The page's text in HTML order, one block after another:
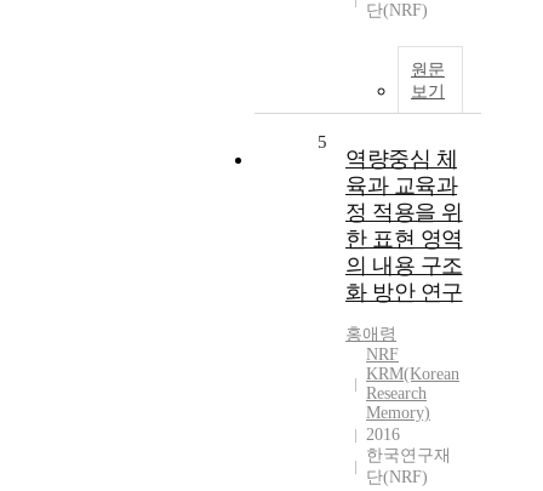
단(NRF)
원문
보기
5
역량중심 체
육과 교육과
정 적용을 위
한 표현 영역
의 내용 구조
화 방안 연구
홍애령
NRF
KRM(Korean
Research
Memory)
2016
한국연구재
단(NRF)